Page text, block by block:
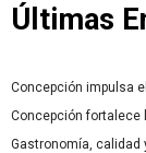
Últimas
Concepción impulsa
Concepción fortalece
Gastronomía, calidad